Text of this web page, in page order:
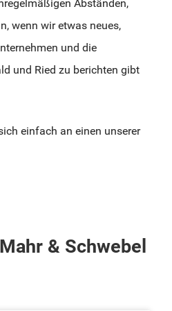
Abständen,
wenn wir etwas neues,
und die
und Ried zu berichten gibt
einfach an einen unserer
& Schwebel